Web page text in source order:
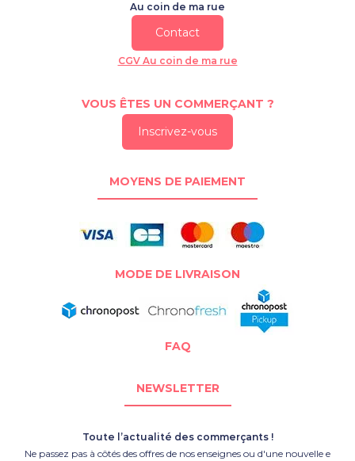
Au coin de ma rue
Contact
CGV Au coin de ma rue
VOUS ÊTES UN COMMERÇANT ?
Inscrivez-vous
MOYENS DE PAIEMENT
MODE DE LIVRAISON
FAQ
NEWSLETTER
Toute l’actualité des commerçants !
Ne passez pas à côtés des offres de nos enseignes ou d'une nouvelle e